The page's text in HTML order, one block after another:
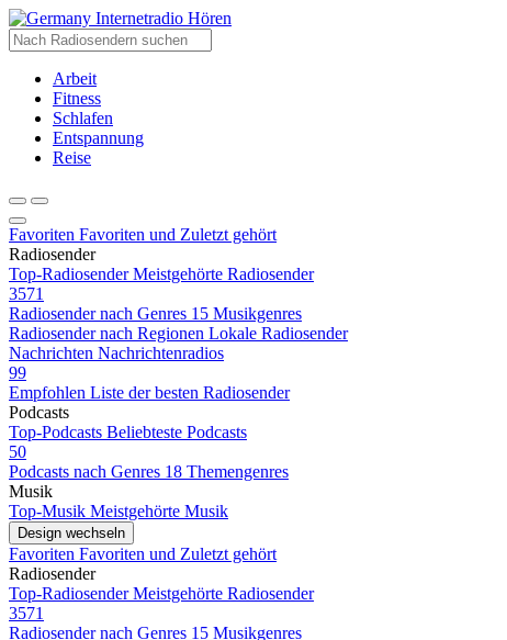
Internetradio Hören
Arbeit
Fitness
Schlafen
Entspannung
Reise
Favoriten Favoriten und Zuletzt gehört
Radiosender
Top-Radiosender Meistgehörte Radiosender
3571
Radiosender nach Genres 15 Musikgenres
Radiosender nach Regionen Lokale Radiosender
Nachrichten Nachrichtenradios
99
Empfohlen Liste der besten Radiosender
Podcasts
Top-Podcasts Beliebteste Podcasts
50
Podcasts nach Genres 18 Themengenres
Musik
Top-Musik Meistgehörte Musik
Design wechseln
Favoriten Favoriten und Zuletzt gehört
Radiosender
Top-Radiosender Meistgehörte Radiosender
3571
Radiosender nach Genres 15 Musikgenres